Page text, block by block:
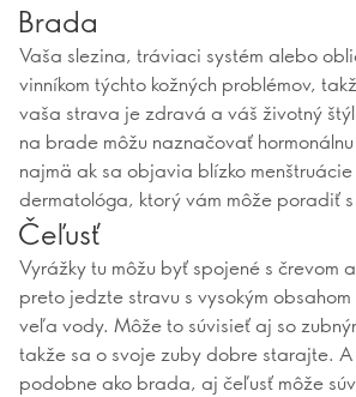
Brada
Vaša slezina, tráviaci systém alebo
vinníkom týchto kožných problémov,
vaša strava je zdravá a váš životný
na brade môžu naznačovať
najmä ak sa objavia blízko
dermatológa, ktorý vám môže poradiť
Čeľusť
Vyrážky tu môžu byť spojené s črevom
preto jedzte stravu s vysokým
veľa vody. Môže to súvisieť aj so
takže sa o svoje zuby dobre starajte. A
podobne ako brada, aj čeľusť môže